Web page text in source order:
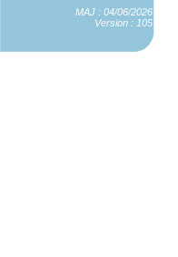
MAJ : 04/06/2026
Version : 105